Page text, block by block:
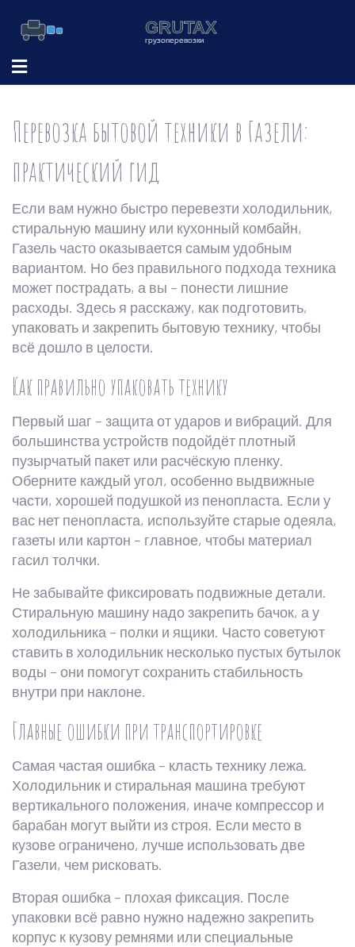
Перевозка бытовой техники в Газели:
практический гид
Если вам нужно быстро перевезти холодильник,
стиральную машину или кухонный комбайн,
Газель часто оказывается самым удобным
вариантом. Но без правильного подхода техника
может пострадать, а вы – понести лишние
расходы. Здесь я расскажу, как подготовить,
упаковать и закрепить бытовую технику, чтобы
всё дошло в целости.
Как правильно упаковать технику
Первый шаг – защита от ударов и вибраций. Для
большинства устройств подойдёт плотный
пузырчатый пакет или расчёскую пленку.
Оберните каждый угол, особенно выдвижные
части, хорошей подушкой из пенопласта. Если у
вас нет пенопласта, используйте старые одеяла,
газеты или картон – главное, чтобы материал
гасил толчки.
Не забывайте фиксировать подвижные детали.
Стиральную машину надо закрепить бачок, а у
холодильника – полки и ящики. Часто советуют
ставить в холодильник несколько пустых бутылок
воды – они помогут сохранить стабильность
внутри при наклоне.
Главные ошибки при транспортировке
Самая частая ошибка – класть технику лежа.
Холодильник и стиральная машина требуют
вертикального положения, иначе компрессор и
барабан могут выйти из строя. Если место в
кузове ограничено, лучше использовать две
Газели, чем рисковать.
Вторая ошибка – плохая фиксация. После
упаковки всё равно нужно надежно закрепить
корпус к кузову ремнями или специальные